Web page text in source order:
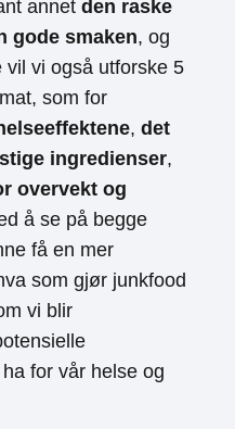
annet den raske
gode smaken, og
vil vi også utforske 5
som for
, det
ingredienser,
overvekt og
å se på begge
få en mer
som gjør junkfood
vi blir
for vår helse og